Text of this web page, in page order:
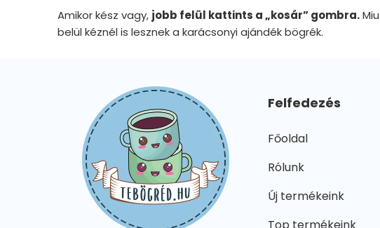
Amikor kész vagy, jobb felül kattints a „kosár” gombra.
belül kéznél is lesznek a karácsonyi ajándék bögrék.
Felfedezés
Főoldal
Rólunk
Új termékeink